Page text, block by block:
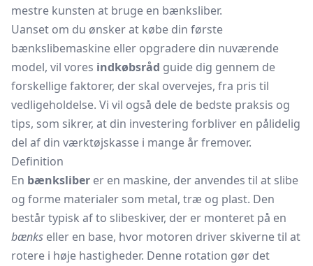
mestre kunsten at bruge en bænksliber.
Uanset om du ønsker at købe din første
bænkslibemaskine eller opgradere din nuværende
model, vil vores indkøbsråd guide dig gennem de
forskellige faktorer, der skal overvejes, fra pris til
vedligeholdelse. Vi vil også dele de bedste praksis og
tips, som sikrer, at din investering forbliver en pålidelig
del af din værktøjskasse i mange år fremover.
Definition
En bænksliber er en maskine, der anvendes til at slibe
og forme materialer som metal, træ og plast. Den
består typisk af to slibeskiver, der er monteret på en
bænks eller en base, hvor motoren driver skiverne til at
rotere i høje hastigheder. Denne rotation gør det